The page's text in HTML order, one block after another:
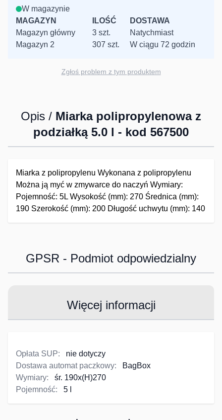
W magazynie
MAGAZYN
ILOŚĆ
DOSTAWA
Magazyn główny
3 szt.
Natychmiast
Magazyn 2
307 szt. W ciągu 72 godzin
Zgłoś problem z tym produktem
Opis / Miarka polipropylenowa z
podziałką 5.0 l - kod 567500
Miarka z polipropylenu Wykonana z polipropylenu
Można ją myć w zmywarce do naczyń Wymiary:
Pojemność: 5L Wysokość (mm): 270 Średnica (mm):
190 Szerokość (mm): 200 Długość uchwytu (mm): 140
Więcej informacji
GPSR - Podmiot odpowiedzialny
Opłata SUP:
nie dotyczy
Dostawa automat paczkowy:
BagBox
Wymiary:
śr. 190x(H)270
Pojemność:
5 l